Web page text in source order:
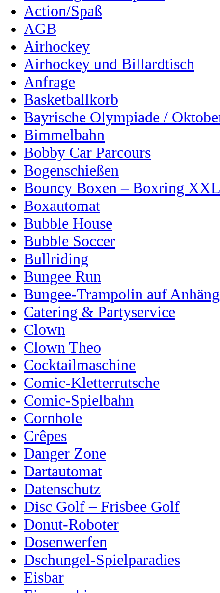
Action/Spaß
AGB
Airhockey
Airhockey und Billardtisch
Anfrage
Basketballkorb
Bayrische Olympiade /
Bimmelbahn
Bobby Car Parcours
Bogenschießen
Bouncy Boxen – Boxring XXL
Boxautomat
Bubble House
Bubble Soccer
Bullriding
Bungee Run
Bungee-Trampolin auf
Catering & Partyservice
Clown
Clown Theo
Cocktailmaschine
Comic-Kletterrutsche
Comic-Spielbahn
Cornhole
Crêpes
Danger Zone
Dartautomat
Datenschutz
Disc Golf – Frisbee Golf
Donut-Roboter
Dosenwerfen
Dschungel-Spielparadies
Eisbar